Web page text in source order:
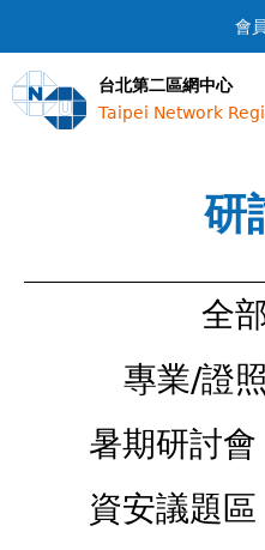
Jump to
會
台北第二區網中心
Taipei Network
研
全
專業/證
暑期研討會
資安議題區